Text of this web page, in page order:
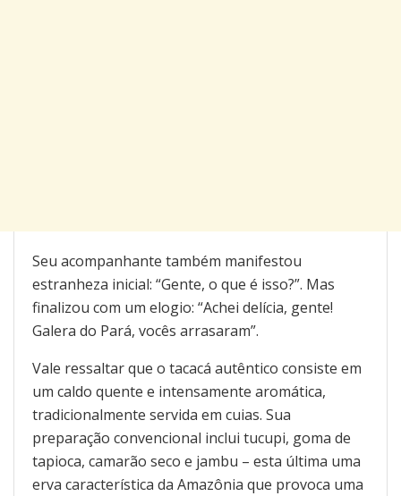
Seu acompanhante também manifestou
estranheza inicial: “Gente, o que é isso?”. Mas
finalizou com um elogio: “Achei delícia, gente!
Galera do Pará, vocês arrasaram”.
Vale ressaltar que o tacacá autêntico consiste em
um caldo quente e intensamente aromática,
tradicionalmente servida em cuias. Sua
preparação convencional inclui tucupi, goma de
tapioca, camarão seco e jambu – esta última uma
erva característica da Amazônia que provoca uma